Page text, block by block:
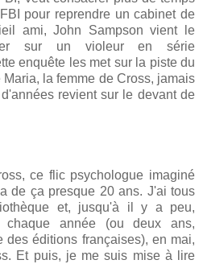
pour reprendre un cabinet de
ami, John Sampson vient le
sur un violeur en série
enquête les met sur la piste du
la femme de Cross, jamais
revient sur le devant de
ce flic psychologue imaginé
de ça presque 20 ans. J'ai tous
et, jusqu'à il y a peu,
chaque année (ou deux ans,
des éditions françaises), en mai,
Et puis, je me suis mise à lire